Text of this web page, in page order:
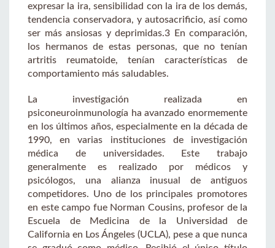
expresar la ira, sensibilidad con la ira de los demás,
tendencia conservadora, y autosacrificio, así como
ser más ansiosas y deprimidas.3 En comparación,
los hermanos de estas personas, que no tenían
artritis reumatoide, tenían características de
comportamiento más saludables.
La investigación realizada en
psiconeuroinmunología ha avanzado enormemente
en los últimos años, especialmente en la década de
1990, en varias instituciones de investigación
médica de universidades. Este trabajo
generalmente es realizado por médicos y
psicólogos, una alianza inusual de antiguos
competidores. Uno de los principales promotores
en este campo fue Norman Cousins, profesor de la
Escuela de Medicina de la Universidad de
California en Los Ángeles (UCLA), pese a que nunca